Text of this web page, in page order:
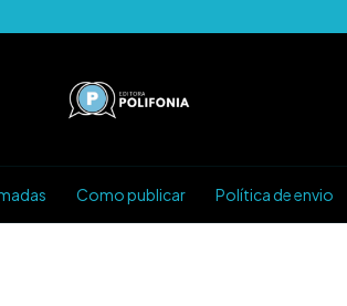
Como publicar Política de envio